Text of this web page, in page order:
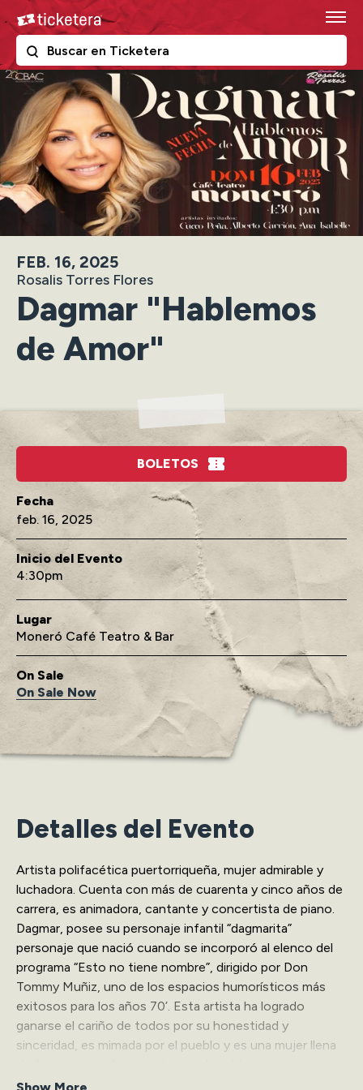
to
content
Accessibility
Buy
Tickets
Search
Ticketera
Ticketera
The following text field filters the results that follow as
FEB. 16, 2025
Rosalis Torres Flores
Dagmar "Hablemos
de Amor"
BOLETOS
feb. 16, 2025
Inicio del Evento
4:30
Lugar
Moneró Café Teatro & Bar
On Sale
On Sale Now
Detalles del Evento
Artista polifacética puertorriqueña, mujer admirable y
luchadora. Cuenta con más de cuarenta y cinco años de
carrera, es animadora, cantante y concertista de piano.
Dagmar, posee su personaje infantil “dagmarita”
personaje que nació cuando se incorporó al elenco del
programa “Esto no tiene nombre”, dirigido por Don
Tommy Muñiz, uno de los espacios humorísticos más
exitosos para los años 70’. Esta artista ha logrado
ganarse el cariño de todos por su honestidad y
sinceridad, es mimada por el pueblo y es una mujer llena